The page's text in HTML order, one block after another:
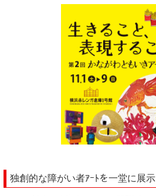
独創的な障がい者ｱｰﾄを一堂に展示